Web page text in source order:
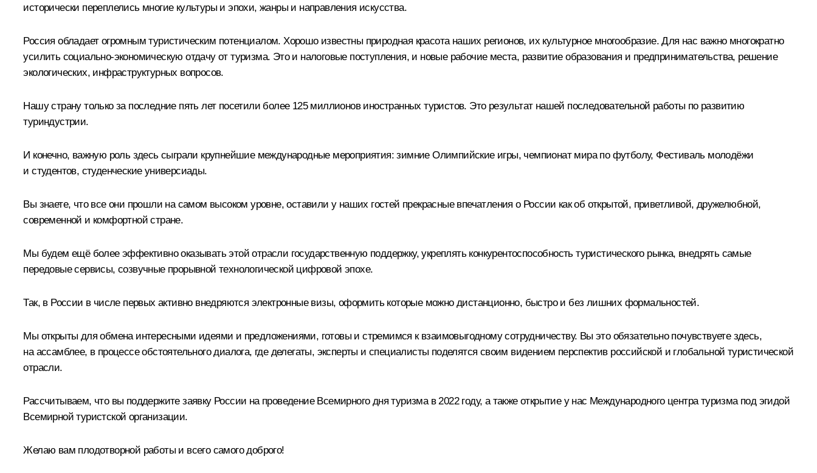
исторически переплелись многие культуры и эпохи, жанры и направления искусства.
Россия обладает огромным туристическим потенциалом. Хорошо известны природная красота наших регионов, их культурное многообразие. Для нас важно многократно
усилить социально-экономическую отдачу от туризма. Это и налоговые поступления, и новые рабочие места, развитие образования и предпринимательства, решение
экологических, инфраструктурных вопросов.
Нашу страну только за последние пять лет посетили более 125 миллионов иностранных туристов. Это результат нашей последовательной работы по развитию
туриндустрии.
И конечно, важную роль здесь сыграли крупнейшие международные мероприятия: зимние Олимпийские игры, чемпионат мира по футболу, Фестиваль молодёжи
и студентов, студенческие универсиады.
Вы знаете, что все они прошли на самом высоком уровне, оставили у наших гостей прекрасные впечатления о России как об открытой, приветливой, дружелюбной,
современной и комфортной стране.
Мы будем ещё более эффективно оказывать этой отрасли государственную поддержку, укреплять конкурентоспособность туристического рынка, внедрять самые
передовые сервисы, созвучные прорывной технологической цифровой эпохе.
Так, в России в числе первых активно внедряются электронные визы, оформить которые можно дистанционно, быстро и без лишних формальностей.
Мы открыты для обмена интересными идеями и предложениями, готовы и стремимся к взаимовыгодному сотрудничеству. Вы это обязательно почувствуете здесь,
на ассамблее, в процессе обстоятельного диалога, где делегаты, эксперты и специалисты поделятся своим видением перспектив российской и глобальной туристической
отрасли.
Рассчитываем, что вы поддержите заявку России на проведение Всемирного дня туризма в 2022 году, а также открытие у нас Международного центра туризма под эгидой
Всемирной туристской организации.
Желаю вам плодотворной работы и всего самого доброго!